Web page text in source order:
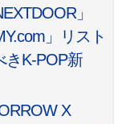
」
」リスト
きK-POP新
X